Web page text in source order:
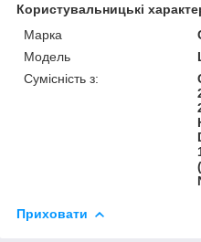
Користувальницькі
Марка
Модель
Сумісність з:
Приховати